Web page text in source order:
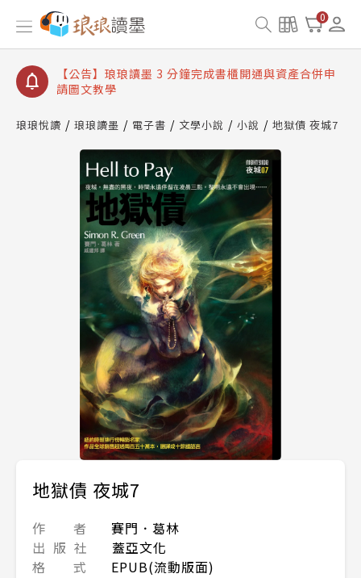
0
【公告】琅琅讀墨數位閱讀資產合併與書櫃開通申請
【公告】琅琅讀墨書櫃開通常見問題
【公告】琅琅讀墨 3 分鐘完成書櫃開通與資產合併申
請圖文教學
查詢
【公告】琅琅讀墨數位閱讀資產合併與書櫃開通申請
琅琅悅讀 琅琅讀墨 電子書 文學小說 小說 地獄債 夜城7
地獄債 夜城7
作 者
賽門．葛林
出 版 社
蓋亞文化
格 式
EPUB(流動版面)